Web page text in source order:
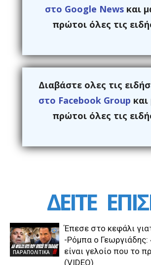
στο Google News και
πρώτοι όλες τις
Διαβάστε ολες τις
στο Facebook Group
πρώτοι όλες τις
ΔΕΙΤΕ
ΠΑΡΑΠΟΛΙΤΙΚΑ
Έπεσε στο κεφάλι
-Ρόμπα ο
είναι γελοίο που το
(VIDEO)